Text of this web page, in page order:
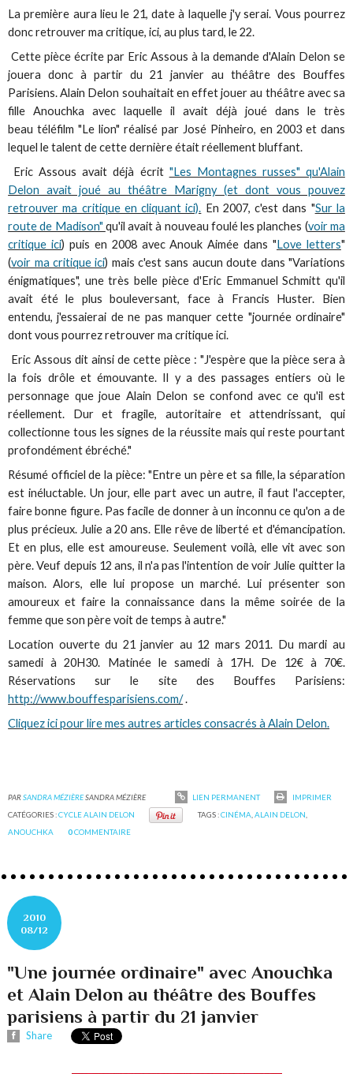
La première aura lieu le 21, date à laquelle j'y serai. Vous pourrez
donc retrouver ma critique, ici, au plus tard, le 22.
Cette pièce écrite par Eric Assous à la demande d'Alain Delon se
jouera donc à partir du 21 janvier au théâtre des Bouffes
Parisiens. Alain Delon souhaitait en effet jouer au théâtre avec sa
fille Anouchka avec laquelle il avait déjà joué dans le très
beau téléfilm "Le lion" réalisé par José Pinheiro, en 2003 et dans
lequel le talent de cette dernière était réellement bluffant.
Eric Assous avait déjà écrit "Les Montagnes russes" qu'Alain
Delon avait joué au théâtre Marigny (et dont vous pouvez
retrouver ma critique en cliquant ici). En 2007, c'est dans "Sur la
route de Madison" qu'il avait à nouveau foulé les planches (voir ma
critique ici) puis en 2008 avec Anouk Aimée dans "Love letters"
(voir ma critique ici) mais c'est sans aucun doute dans "Variations
énigmatiques", une très belle pièce d'Eric Emmanuel Schmitt qu'il
avait été le plus bouleversant, face à Francis Huster. Bien
entendu, j'essaierai de ne pas manquer cette "journée ordinaire"
dont vous pourrez retrouver ma critique ici.
Eric Assous dit ainsi de cette pièce : "J'espère que la pièce sera à
la fois drôle et émouvante. Il y a des passages entiers où le
personnage que joue Alain Delon se confond avec ce qu'il est
réellement. Dur et fragile, autoritaire et attendrissant, qui
collectionne tous les signes de la réussite mais qui reste pourtant
profondément ébréché."
Résumé officiel de la pièce: "Entre un père et sa fille, la séparation
est inéluctable. Un jour, elle part avec un autre, il faut l'accepter,
faire bonne figure. Pas facile de donner à un inconnu ce qu'on a de
plus précieux. Julie a 20 ans. Elle rêve de liberté et d'émancipation.
Et en plus, elle est amoureuse. Seulement voilà, elle vit avec son
père. Veuf depuis 12 ans, il n'a pas l'intention de voir Julie quitter la
maison. Alors, elle lui propose un marché. Lui présenter son
amoureux et faire la connaissance dans la même soirée de la
femme que son père voit de temps à autre."
Location ouverte du 21 janvier au 12 mars 2011. Du mardi au
samedi à 20H30. Matinée le samedi à 17H. De 12€ à 70€.
Réservations sur le site des Bouffes Parisiens:
http://www.bouffesparisiens.com/.
Cliquez ici pour lire mes autres articles consacrés à Alain Delon.
PARSANDRA MÉZIÈRESANDRA MÉZIÈRE LIEN PERMANENT
IMPRIMER
CATÉGORIES :CYCLE ALAIN DELON TAGS :CINÉMA ALAIN DELON
ANOUCHKA
0COMMENTAIRE
2010
08/12
"Une journée ordinaire" avec Anouchka
et Alain Delon au théâtre des Bouffes
parisiens à partir du 21 janvier
Share